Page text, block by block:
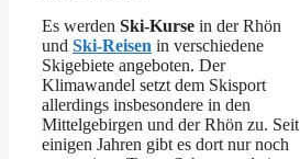
Es werden Ski-Kurse in der Rhön
und Ski-Reisen in verschiedene
Skigebiete angeboten. Der
Klimawandel setzt dem Skisport
allerdings insbesondere in den
Mittelgebirgen und der Rhön zu. Seit
einigen Jahren gibt es dort nur noch